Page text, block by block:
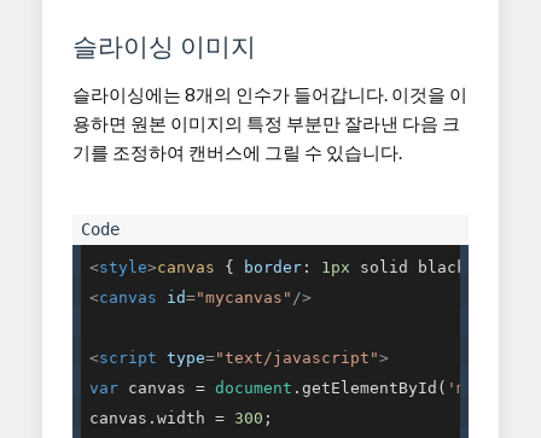
슬라이싱 이미지
슬라이싱에는 8개의 인수가 들어갑니다. 이것을 이
용하면 원본 이미지의 특정 부분만 잘라낸 다음 크
기를 조정하여 캔버스에 그릴 수 있습니다.
<style>canvas { border: 1px solid black; }
<canvas id="mycanvas" />
<script type="text/javascript">
var canvas = document .getElementById(
canvas.width = 300 ;